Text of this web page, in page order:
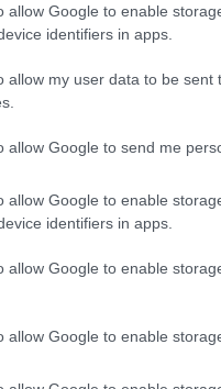
allow Google to enable
identifiers in apps.
allow my user data to be
allow Google to send me
allow Google to enable
identifiers in apps.
allow Google to enable
allow Google to enable
ο
Νίκος Χαρδαλιάς
της λοίμωξης